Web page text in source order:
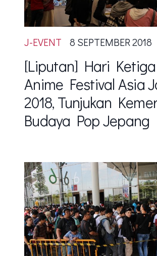
J-EVENT 8 SEPTEMBER 2018
[Liputan] Hari Ketiga
Anime Festival Asia
2018, Tunjukan
Budaya Pop Jepang